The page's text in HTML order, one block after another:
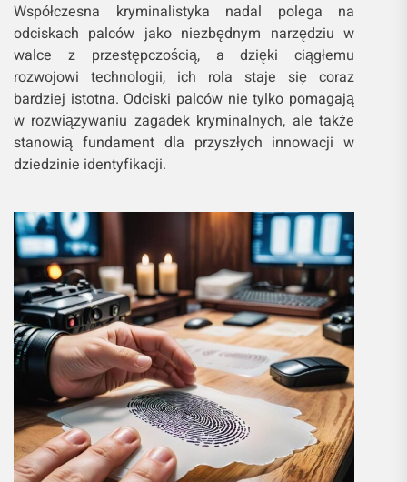
Współczesna kryminalistyka nadal polega na
odciskach palców jako niezbędnym narzędziu w
walce z przestępczością, a dzięki ciągłemu
rozwojowi technologii, ich rola staje się coraz
bardziej istotna. Odciski palców nie tylko pomagają
w rozwiązywaniu zagadek kryminalnych, ale także
stanowią fundament dla przyszłych innowacji w
dziedzinie identyfikacji.